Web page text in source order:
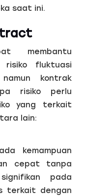
saat ini.
membantu
risiko fluktuasi
kontrak
risiko perlu
yang terkait
lain:
kemampuan
cepat tanpa
pada
terkait dengan